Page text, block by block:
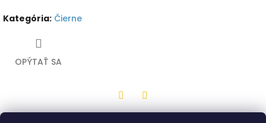
Kategória: Čierne
OPÝTAŤ SA
TwitterFacebook